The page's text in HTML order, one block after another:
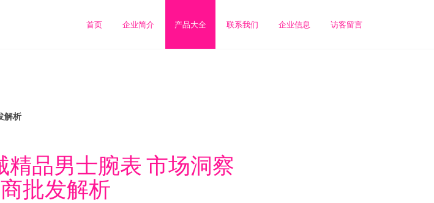
首页 企业简介 产品大全 联系我们 企业信息 访客留言
解析
品男士腕表 市场洞察
批发解析